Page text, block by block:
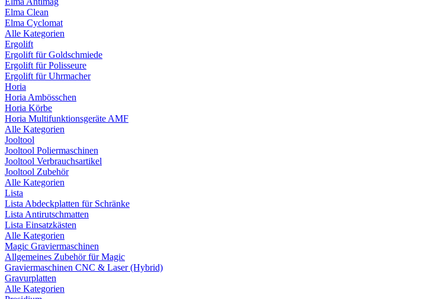
Elma Clean
Elma Cyclomat
Alle Kategorien
Ergolift
Ergolift für Goldschmiede
Ergolift für Polisseure
Ergolift für Uhrmacher
Horia
Horia Ambösschen
Horia Körbe
Horia Multifunktionsgeräte AMF
Alle Kategorien
Jooltool
Jooltool Poliermaschinen
Jooltool Verbrauchsartikel
Jooltool Zubehör
Alle Kategorien
Lista
Lista Abdeckplatten für Schränke
Lista Antirutschmatten
Lista Einsatzkästen
Alle Kategorien
Magic Graviermaschinen
Allgemeines Zubehör für Magic
Graviermaschinen CNC & Laser (Hybrid)
Gravurplatten
Alle Kategorien